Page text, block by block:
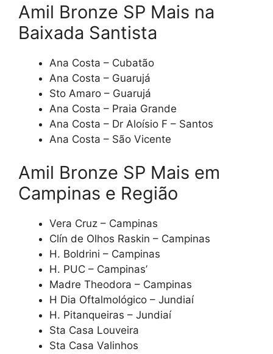
Amil Bronze SP Mais na
Baixada Santista
Ana Costa – Cubatão
Ana Costa – Guarujá
Sto Amaro – Guarujá
Ana Costa – Praia Grande
Ana Costa – Dr Aloísio F – Santos
Ana Costa – São Vicente
Amil Bronze SP Mais em
Campinas e Região
Vera Cruz – Campinas
Clín de Olhos Raskin – Campinas
H. Boldrini – Campinas
H. PUC – Campinas’
Madre Theodora – Campinas
H Dia Oftalmológico – Jundiaí
H. Pitanqueiras – Jundiaí
Sta Casa Louveira
Sta Casa Valinhos